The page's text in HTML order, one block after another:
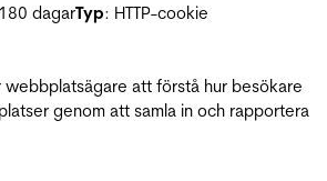
dagarTyp: HTTP-cookie
att förstå hur besökare
genom att samla in och rapportera